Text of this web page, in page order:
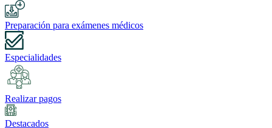
Preparación para exámenes médicos
Especialidades
Realizar pagos
Destacados